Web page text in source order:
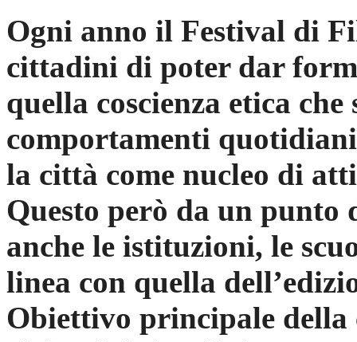
Ogni anno il Festival di
cittadini di poter dar
quella coscienza etica
comportamenti
la città come nucleo di
Questo però da un
anche le istituzioni, le
linea con quella
Obiettivo principale della